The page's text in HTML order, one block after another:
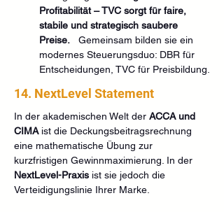
Profitabilität – TVC sorgt für faire,
stabile und strategisch saubere
Preise. Gemeinsam bilden sie ein
modernes Steuerungsduo: DBR für
Entscheidungen, TVC für Preisbildung.
14. NextLevel Statement
In der akademischen Welt der ACCA und
CIMA ist die Deckungsbeitragsrechnung
eine mathematische Übung zur
kurzfristigen Gewinnmaximierung. In der
NextLevel-Praxis ist sie jedoch die
Verteidigungslinie Ihrer Marke.